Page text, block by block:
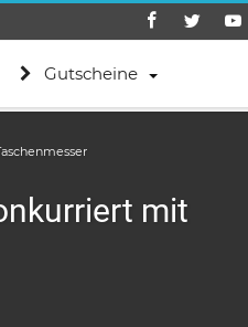
Gutscheine
mit